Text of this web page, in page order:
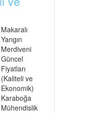
Makaralı
Yangın
Merdiveni
Güncel
Fiyatları
(Kaliteli ve
Ekonomik)
Karaboğa
Mühendislik